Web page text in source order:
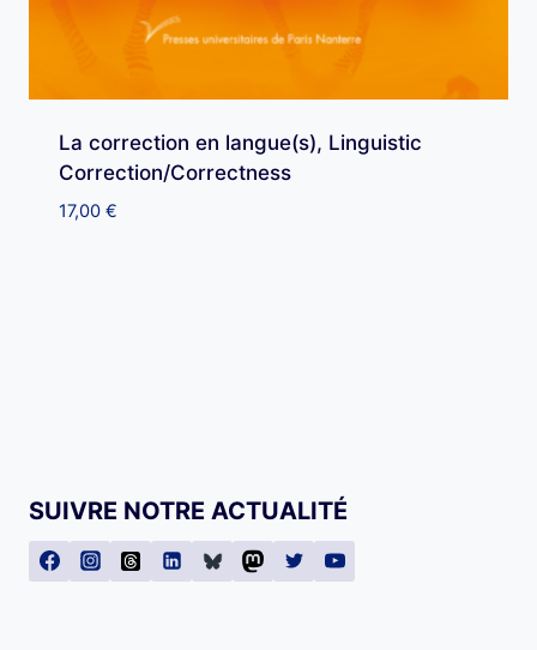
La correction en langue(s), Linguistic
Correction/Correctness
17,00 €
SUIVRE NOTRE ACTUALITÉ